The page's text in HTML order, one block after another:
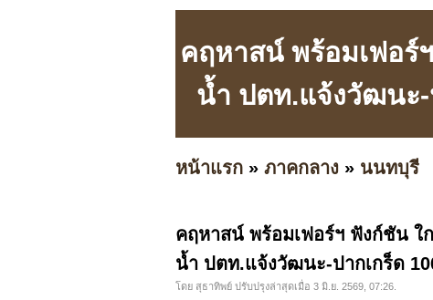
คฤหาสน์ พร้อมเฟอร์
น้ำ ปตท.แจ้งวัฒนะ-
หน้าแรก » ภาคกลาง » นนทบุรี
คฤหาสน์ พร้อมเฟอร์ฯ ฟังก์ชัน ใ
น้ำ ปตท.แจ้งวัฒนะ-ปากเกร็ด
โดย สุธาทิพย์ ปรับปรุงล่าสุดเมื่อ 3 มิ.ย. 2569, 07:26.